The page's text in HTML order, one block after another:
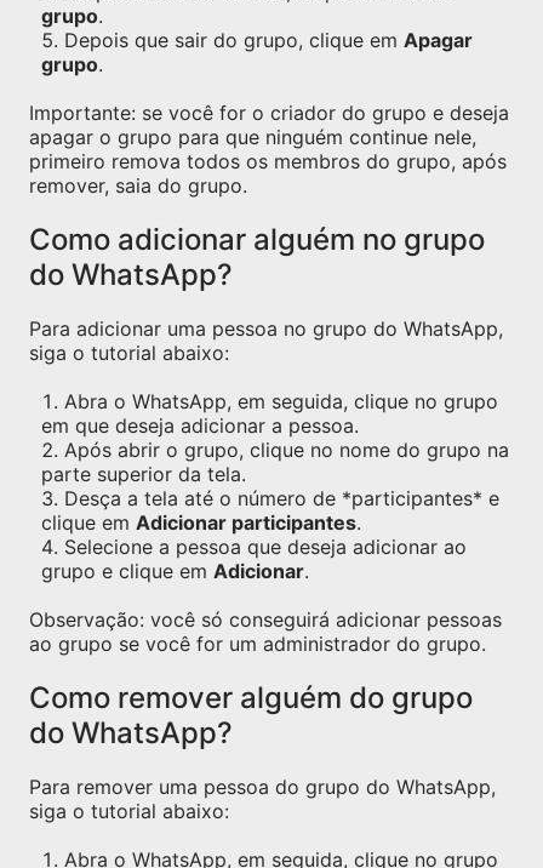
grupo.
Depois que sair do grupo, clique em Apagar
grupo.
Importante: se você for o criador do grupo e deseja
apagar o grupo para que ninguém continue nele,
primeiro remova todos os membros do grupo, após
remover, saia do grupo.
Como adicionar alguém no grupo
do WhatsApp?
Para adicionar uma pessoa no grupo do WhatsApp,
siga o tutorial abaixo:
Abra o WhatsApp, em seguida, clique no grupo
em que deseja adicionar a pessoa.
Após abrir o grupo, clique no nome do grupo na
parte superior da tela.
Desça a tela até o número de *participantes* e
clique em Adicionar participantes.
Selecione a pessoa que deseja adicionar ao
grupo e clique em Adicionar.
Observação: você só conseguirá adicionar pessoas
ao grupo se você for um administrador do grupo.
Como remover alguém do grupo
do WhatsApp?
Para remover uma pessoa do grupo do WhatsApp,
siga o tutorial abaixo:
Abra o WhatsApp, em seguida, clique no grupo